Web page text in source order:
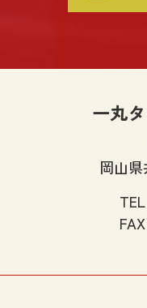
一丸
岡山県
TEL
FAX